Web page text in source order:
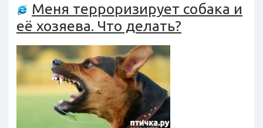
Меня терроризирует собака и
её хозяева. Что делать?